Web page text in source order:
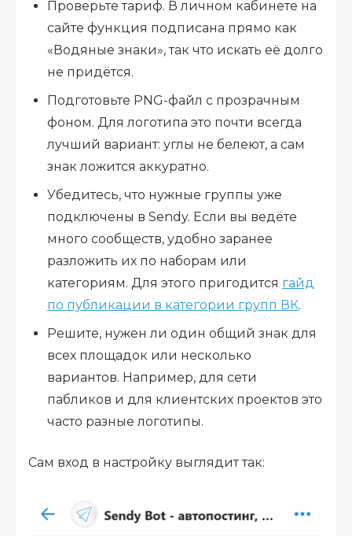
Проверьте тариф. В личном кабинете на
сайте функция подписана прямо как
«Водяные знаки», так что искать её долго
не придётся.
Подготовьте PNG-файл с прозрачным
фоном. Для логотипа это почти всегда
лучший вариант: углы не белеют, а сам
знак ложится аккуратно.
Убедитесь, что нужные группы уже
подключены в Sendy. Если вы ведёте
много сообществ, удобно заранее
разложить их по наборам или
категориям. Для этого пригодится гайд
по публикации в категории групп ВК.
Решите, нужен ли один общий знак для
всех площадок или несколько
вариантов. Например, для сети
пабликов и для клиентских проектов это
часто разные логотипы.
Сам вход в настройку выглядит так: